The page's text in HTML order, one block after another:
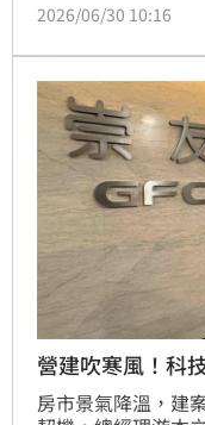
燈，機械設備業也
算力需求與半導體
製造業景氣呈現穩
2026/06/30 10:16
營建吹寒風！科
房市景氣降溫，建